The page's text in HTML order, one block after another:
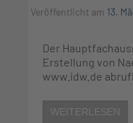
Veröffentlicht am 13.
Der
Erstellung von
www.idw.de
WEITERLESEN